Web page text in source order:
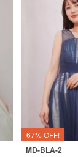
67% OFF!
MD-BLA-2